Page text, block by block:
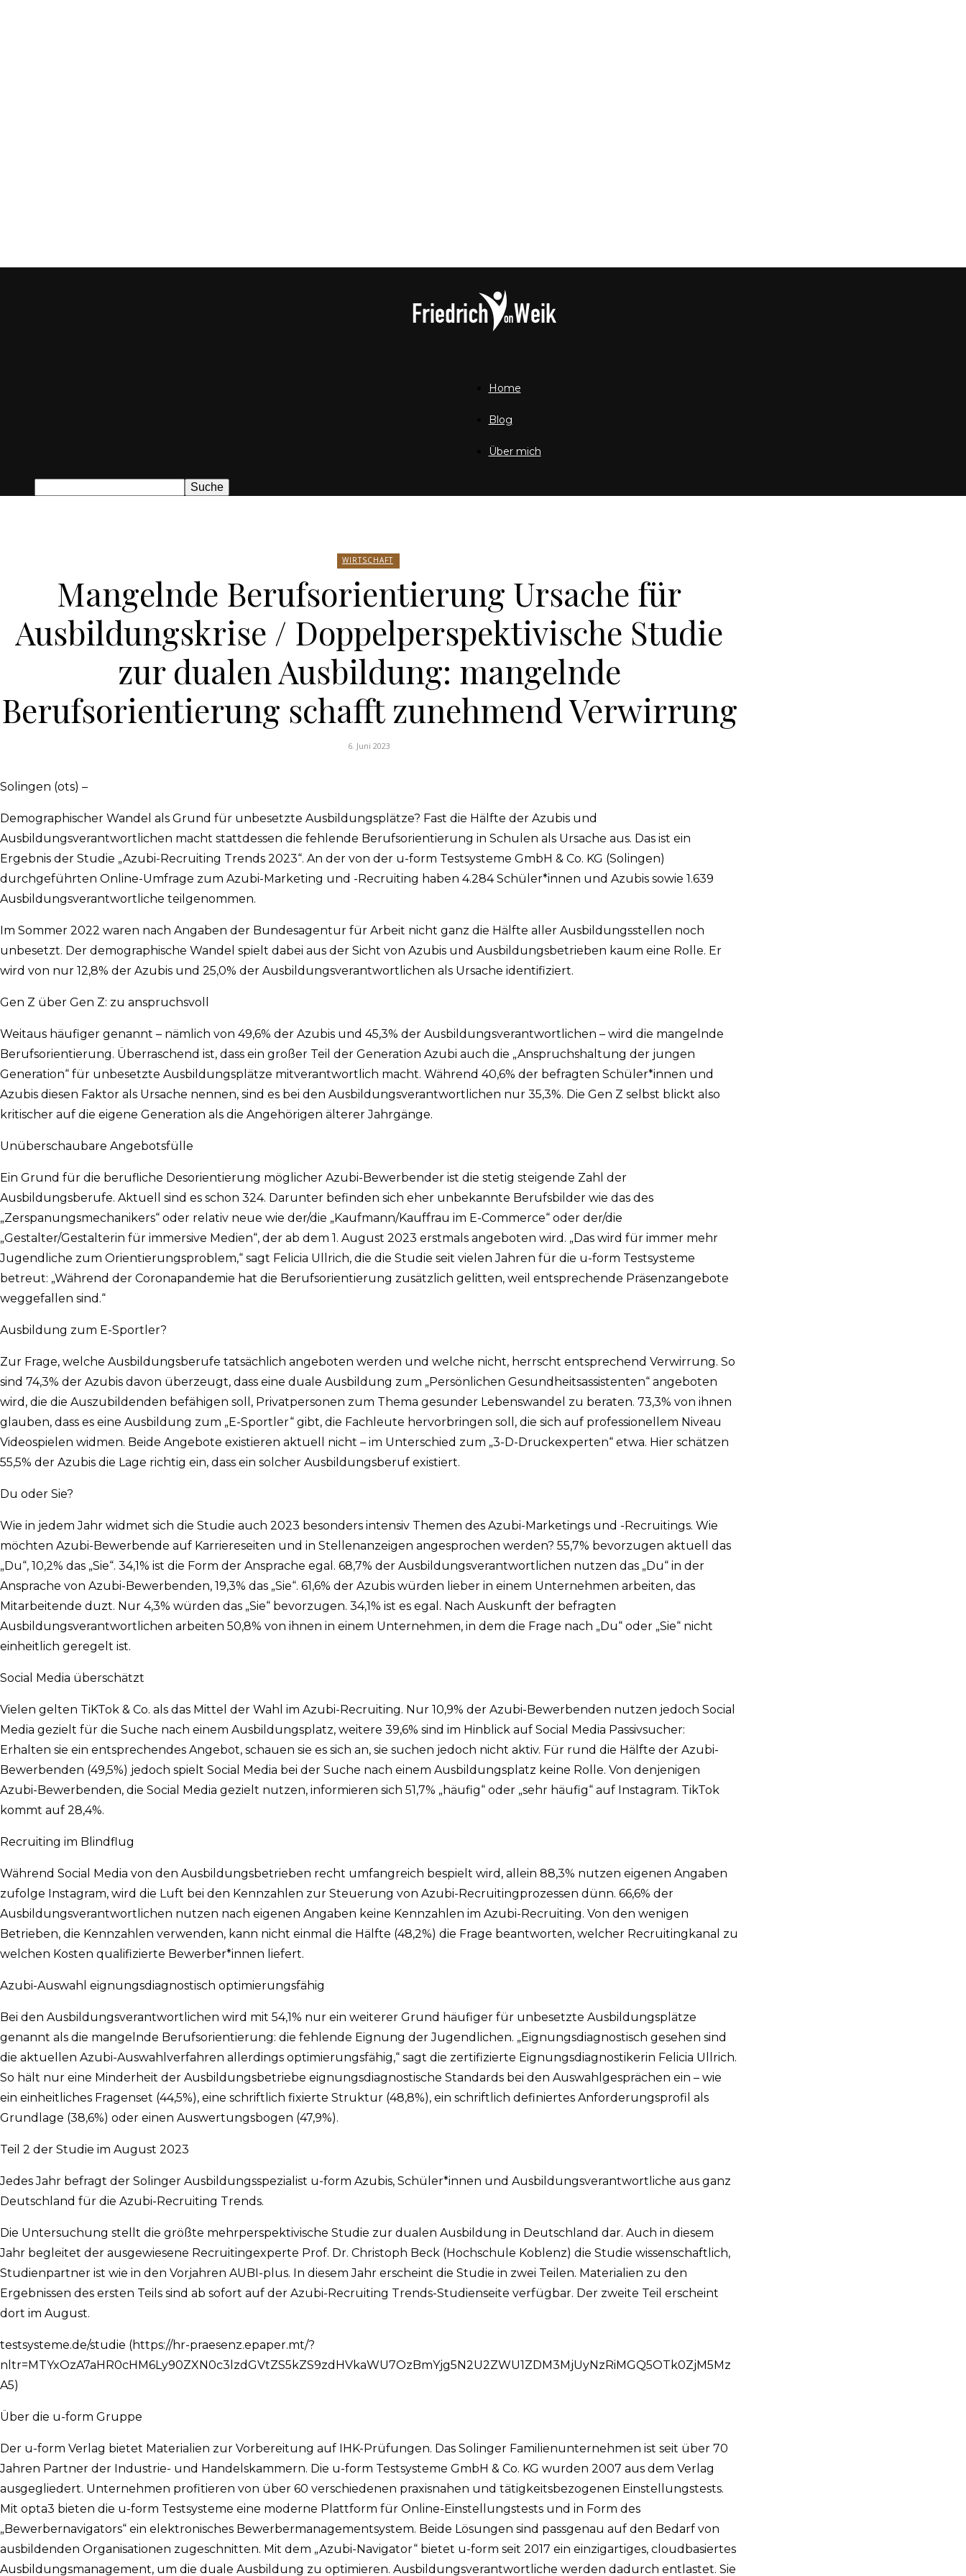
Friedrich
Home
Blog
Über mich
WIRTSCHAFT
Mangelnde Berufsorientierung Ursache für
Ausbildungskrise / Doppelperspektivische Studie
zur dualen Ausbildung: mangelnde
Berufsorientierung schafft zunehmend Verwirrung
6. Juni 2023
Solingen (ots) –
Demographischer Wandel als Grund für unbesetzte Ausbildungsplätze? Fast die Hälfte der Azubis und
Ausbildungsverantwortlichen macht stattdessen die fehlende Berufsorientierung in Schulen als Ursache aus. Das ist ein
Ergebnis der Studie „Azubi-Recruiting Trends 2023“. An der von der u-form Testsysteme GmbH & Co. KG (Solingen)
durchgeführten Online-Umfrage zum Azubi-Marketing und -Recruiting haben 4.284 Schüler*innen und Azubis sowie 1.639
Ausbildungsverantwortliche teilgenommen.
Im Sommer 2022 waren nach Angaben der Bundesagentur für Arbeit nicht ganz die Hälfte aller Ausbildungsstellen noch
unbesetzt. Der demographische Wandel spielt dabei aus der Sicht von Azubis und Ausbildungsbetrieben kaum eine Rolle. Er
wird von nur 12,8% der Azubis und 25,0% der Ausbildungsverantwortlichen als Ursache identifiziert.
Gen Z über Gen Z: zu anspruchsvoll
Weitaus häufiger genannt – nämlich von 49,6% der Azubis und 45,3% der Ausbildungsverantwortlichen – wird die mangelnde
Berufsorientierung. Überraschend ist, dass ein großer Teil der Generation Azubi auch die „Anspruchshaltung der jungen
Generation“ für unbesetzte Ausbildungsplätze mitverantwortlich macht. Während 40,6% der befragten Schüler*innen und
Azubis diesen Faktor als Ursache nennen, sind es bei den Ausbildungsverantwortlichen nur 35,3%. Die Gen Z selbst blickt also
kritischer auf die eigene Generation als die Angehörigen älterer Jahrgänge.
Unüberschaubare Angebotsfülle
Ein Grund für die berufliche Desorientierung möglicher Azubi-Bewerbender ist die stetig steigende Zahl der
Ausbildungsberufe. Aktuell sind es schon 324. Darunter befinden sich eher unbekannte Berufsbilder wie das des
„Zerspanungsmechanikers“ oder relativ neue wie der/die „Kaufmann/Kauffrau im E-Commerce“ oder der/die
„Gestalter/Gestalterin für immersive Medien“, der ab dem 1. August 2023 erstmals angeboten wird. „Das wird für immer mehr
Jugendliche zum Orientierungsproblem,“ sagt Felicia Ullrich, die die Studie seit vielen Jahren für die u-form Testsysteme
betreut: „Während der Coronapandemie hat die Berufsorientierung zusätzlich gelitten, weil entsprechende Präsenzangebote
weggefallen sind.“
Ausbildung zum E-Sportler?
Zur Frage, welche Ausbildungsberufe tatsächlich angeboten werden und welche nicht, herrscht entsprechend Verwirrung. So
sind 74,3% der Azubis davon überzeugt, dass eine duale Ausbildung zum „Persönlichen Gesundheitsassistenten“ angeboten
wird, die die Auszubildenden befähigen soll, Privatpersonen zum Thema gesunder Lebenswandel zu beraten. 73,3% von ihnen
glauben, dass es eine Ausbildung zum „E-Sportler“ gibt, die Fachleute hervorbringen soll, die sich auf professionellem Niveau
Videospielen widmen. Beide Angebote existieren aktuell nicht – im Unterschied zum „3-D-Druckexperten“ etwa. Hier schätzen
55,5% der Azubis die Lage richtig ein, dass ein solcher Ausbildungsberuf existiert.
Du oder Sie?
Wie in jedem Jahr widmet sich die Studie auch 2023 besonders intensiv Themen des Azubi-Marketings und -Recruitings. Wie
möchten Azubi-Bewerbende auf Karriereseiten und in Stellenanzeigen angesprochen werden? 55,7% bevorzugen aktuell das
„Du“, 10,2% das „Sie“. 34,1% ist die Form der Ansprache egal. 68,7% der Ausbildungsverantwortlichen nutzen das „Du“ in der
Ansprache von Azubi-Bewerbenden, 19,3% das „Sie“. 61,6% der Azubis würden lieber in einem Unternehmen arbeiten, das
Mitarbeitende duzt. Nur 4,3% würden das „Sie“ bevorzugen. 34,1% ist es egal. Nach Auskunft der befragten
Ausbildungsverantwortlichen arbeiten 50,8% von ihnen in einem Unternehmen, in dem die Frage nach „Du“ oder „Sie“ nicht
einheitlich geregelt ist.
Social Media überschätzt
Vielen gelten TiKTok & Co. als das Mittel der Wahl im Azubi-Recruiting. Nur 10,9% der Azubi-Bewerbenden nutzen jedoch Social
Media gezielt für die Suche nach einem Ausbildungsplatz, weitere 39,6% sind im Hinblick auf Social Media Passivsucher:
Erhalten sie ein entsprechendes Angebot, schauen sie es sich an, sie suchen jedoch nicht aktiv. Für rund die Hälfte der Azubi-
Bewerbenden (49,5%) jedoch spielt Social Media bei der Suche nach einem Ausbildungsplatz keine Rolle. Von denjenigen
Azubi-Bewerbenden, die Social Media gezielt nutzen, informieren sich 51,7% „häufig“ oder „sehr häufig“ auf Instagram. TikTok
kommt auf 28,4%.
Recruiting im Blindflug
Während Social Media von den Ausbildungsbetrieben recht umfangreich bespielt wird, allein 88,3% nutzen eigenen Angaben
zufolge Instagram, wird die Luft bei den Kennzahlen zur Steuerung von Azubi-Recruitingprozessen dünn. 66,6% der
Ausbildungsverantwortlichen nutzen nach eigenen Angaben keine Kennzahlen im Azubi-Recruiting. Von den wenigen
Betrieben, die Kennzahlen verwenden, kann nicht einmal die Hälfte (48,2%) die Frage beantworten, welcher Recruitingkanal zu
welchen Kosten qualifizierte Bewerber*innen liefert.
Azubi-Auswahl eignungsdiagnostisch optimierungsfähig
Bei den Ausbildungsverantwortlichen wird mit 54,1% nur ein weiterer Grund häufiger für unbesetzte Ausbildungsplätze
genannt als die mangelnde Berufsorientierung: die fehlende Eignung der Jugendlichen. „Eignungsdiagnostisch gesehen sind
die aktuellen Azubi-Auswahlverfahren allerdings optimierungsfähig,“ sagt die zertifizierte Eignungsdiagnostikerin Felicia Ullrich.
So hält nur eine Minderheit der Ausbildungsbetriebe eignungsdiagnostische Standards bei den Auswahlgesprächen ein – wie
ein einheitliches Fragenset (44,5%), eine schriftlich fixierte Struktur (48,8%), ein schriftlich definiertes Anforderungsprofil als
Grundlage (38,6%) oder einen Auswertungsbogen (47,9%).
Teil 2 der Studie im August 2023
Jedes Jahr befragt der Solinger Ausbildungsspezialist u-form Azubis, Schüler*innen und Ausbildungsverantwortliche aus ganz
Deutschland für die Azubi-Recruiting Trends.
Die Untersuchung stellt die größte mehrperspektivische Studie zur dualen Ausbildung in Deutschland dar. Auch in diesem
Jahr begleitet der ausgewiesene Recruitingexperte Prof. Dr. Christoph Beck (Hochschule Koblenz) die Studie wissenschaftlich,
Studienpartner ist wie in den Vorjahren AUBI-plus. In diesem Jahr erscheint die Studie in zwei Teilen. Materialien zu den
Ergebnissen des ersten Teils sind ab sofort auf der Azubi-Recruiting Trends-Studienseite verfügbar. Der zweite Teil erscheint
dort im August.
testsysteme.de/studie (https://hr-praesenz.epaper.mt/?
nltr=MTYxOzA7aHR0cHM6Ly90ZXN0c3lzdGVtZS5kZS9zdHVkaWU7OzBmYjg5N2U2ZWU1ZDM3MjUyNzRiMGQ5OTk0ZjM5Mz
A5)
Über die u-form Gruppe
Der u-form Verlag bietet Materialien zur Vorbereitung auf IHK-Prüfungen. Das Solinger Familienunternehmen ist seit über 70
Jahren Partner der Industrie- und Handelskammern. Die u-form Testsysteme GmbH & Co. KG wurden 2007 aus dem Verlag
ausgegliedert. Unternehmen profitieren von über 60 verschiedenen praxisnahen und tätigkeitsbezogenen Einstellungstests.
Mit opta3 bieten die u-form Testsysteme eine moderne Plattform für Online-Einstellungstests und in Form des
„Bewerbernavigators“ ein elektronisches Bewerbermanagementsystem. Beide Lösungen sind passgenau auf den Bedarf von
ausbildenden Organisationen zugeschnitten. Mit dem „Azubi-Navigator“ bietet u-form seit 2017 ein einzigartiges, cloudbasiertes
Ausbildungsmanagement, um die duale Ausbildung zu optimieren. Ausbildungsverantwortliche werden dadurch entlastet. Sie